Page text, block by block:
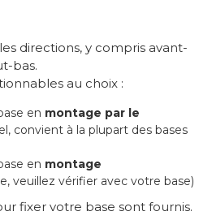
directions, y compris avant-
bas.
au choix :
en montage par le
convient à la plupart des bases
en montage
veuillez vérifier avec votre base)
fixer votre base sont fournis.